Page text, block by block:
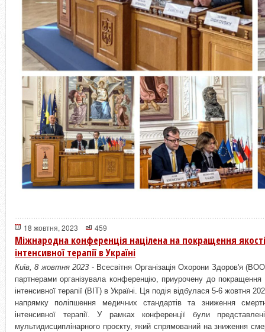
18 жовтня, 2023 459
Міжнародна конференція націлена на покращення якості
інтенсивної терапії в Україні
Київ, 8 жовтня 2023 - Всесвітня Організація Охорони Здоров'я
партнерами організувала конференцію, приурочену до покращення
інтенсивної терапії (ВІТ) в Україні. Ця подія відбулася 5-6 жовтня
напрямку поліпшення медичних стандартів та зниження
інтенсивної терапії. У рамках конференції були
мультидисциплінарного проєкту, який спрямований на зниження